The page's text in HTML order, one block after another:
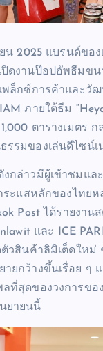
น 2025 แบรนด์ของ
ปิดงานป๊อปอัพธีมขน
พล็กซ์การค้าและวั
ภายใต้ธีม
ตารางเมตร
รมของเล่นดีไซน์เ
กล่าวมีผู้เข้าชมแล
ะแสหลักของไทยห
Post ได้รายงา
และ ICE
ตัวสินค้าลิมิเต็ดใหม่
ยกว้างขึ้นเรื่อย ๆ
ที่สุดของวงการขอ
ยายนนี้